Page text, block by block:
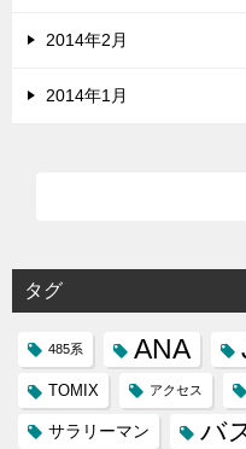
2014年2月
2014年1月
タグ
485系 ANA
TOMIX アクセス
サラリーマン バ